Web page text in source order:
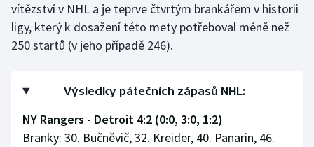
vítězství v NHL a je teprve čtvrtým brankářem v historii
ligy, který k dosažení této mety potřeboval méně než
250 startů (v jeho případě 246).
Výsledky pátečních zápasů NHL:
NY Rangers - Detroit 4:2 (0:0, 3:0, 1:2)
Branky: 30. Bučněvič, 32. Kreider, 40. Panarin, 46.